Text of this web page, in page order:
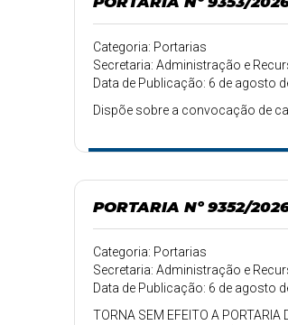
Categoria: Portarias
Secretaria: Administração e
Data de Publicação: 6 de agosto
Dispõe sobre a convocação de
PORTARIA Nº 9352/
Categoria: Portarias
Secretaria: Administração e
Data de Publicação: 6 de agosto
TORNA SEM EFEITO A